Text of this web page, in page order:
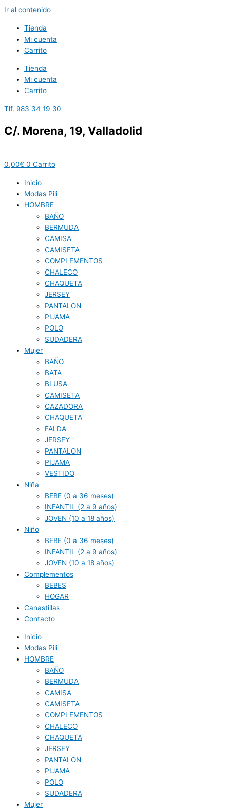
Ir al contenido
Tienda
Mi cuenta
Carrito
Tienda
Mi cuenta
Carrito
Tlf. 983 34 19 30
C/. Morena, 19, Valladolid
0,00€ 0 Carrito
Inicio
Modas Pili
HOMBRE
BAÑO
BERMUDA
CAMISA
CAMISETA
COMPLEMENTOS
CHALECO
CHAQUETA
JERSEY
PANTALON
PIJAMA
POLO
SUDADERA
Mujer
BAÑO
BATA
BLUSA
CAMISETA
CAZADORA
CHAQUETA
FALDA
JERSEY
PANTALON
PIJAMA
VESTIDO
Niña
BEBE (0 a 36 meses)
INFANTIL (2 a 9 años)
JOVEN (10 a 18 años)
Niño
BEBE (0 a 36 meses)
INFANTIL (2 a 9 años)
JOVEN (10 a 18 años)
Complementos
BEBES
HOGAR
Canastillas
Contacto
Inicio
Modas Pili
HOMBRE
BAÑO
BERMUDA
CAMISA
CAMISETA
COMPLEMENTOS
CHALECO
CHAQUETA
JERSEY
PANTALON
PIJAMA
POLO
SUDADERA
Mujer